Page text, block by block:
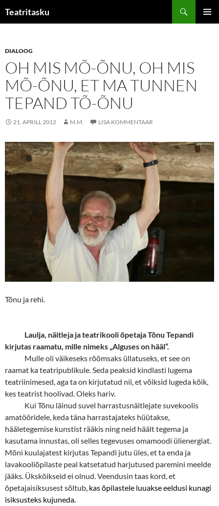
sisu
Teatritasku
DIALOOG
OH MIS MÕ-ÕNU, OH MIS
MÕ-ÕNU, ET MA TUNNEN
TEPAND TÕ-ÕNU
21. APRILL 2012 M.M. LISA KOMMENTAAR
Tõnu ja rehi.
Laulja, näitleja ja teatrikooli õpetaja Tõnu Tepandi
kirjutas raamatu, mille nimeks „Alguses on hääl“.
Mulle oli väikeseks rõõmsaks üllatuseks, et see on
raamat ka teatripublikule. Seda peaksid kindlasti lugema
teatriinimesed, aga ta on kirjutatud nii, et võiksid lugeda kõik,
kes teatrist hoolivad. Oleks hariv.
Kui Tõnu läinud suvel harrastusnäitlejate suvekoolis
amatööridele, keda täna harrastajateks hüütakse,
hääletegemise kunstist rääkis ning neid häält tegema ja
kasutama innustas, oli selles tegevuses omamoodi ülienergiat.
Mõni kuulajatest kirjutas Tepandi jutu üles, et ta enda ja
lavakooliõpilaste peal katsetatud harjutused paremini meelde
jääks. Ükskõikseid ei olnud. Veendusin taas kord, et
õpetajaisiksusest sõltub, kas õpilastele luuakse eeldusi kunagi
isiksusteks kujuneda.